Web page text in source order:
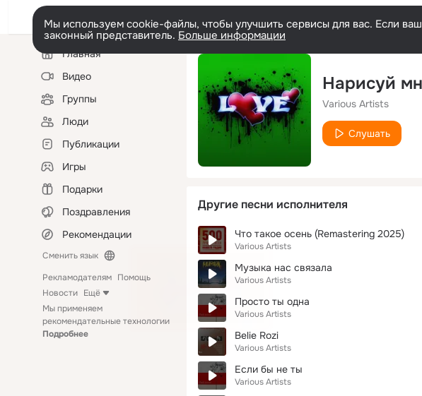
Мы используем cookie-файлы, чтобы улучшить сервисы для вас. Если
законный представитель. Больше информации
Левая
колонкаГлавная
Видео
Группы
Люди
Публикации
Игры
Подарки
Поздравления
Рекомендации
Сменить язык
Рекламодателям Помощь
Новости Ещё
Мы применяем
рекомендательные технологии
Подробнее
Нарисуй
Various Artists
Слушать
Другие песни исполнителя
Что такое осень (Remastering 2025)
Various Artists
Музыка нас связала
Various Artists
Просто ты одна
Various Artists
Belie Rozi
Various Artists
Если бы не ты
Various Artists